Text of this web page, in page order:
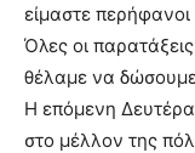
είμαστε περήφανοι
Όλες οι
θέλαμε να
Η επόμενη Δευτέρα
στο μέλλον της